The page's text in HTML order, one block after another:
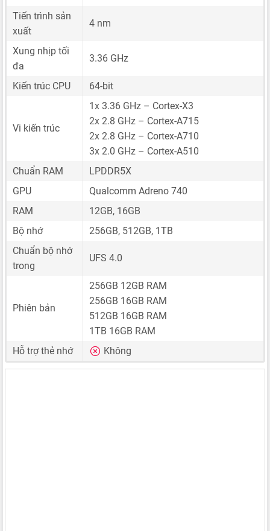
Tiến trình sản
xuất
4 nm
Xung nhịp tối
đa
3.36 GHz
Kiến trúc CPU 64-bit
Vi kiến trúc
1x 3.36 GHz – Cortex-X3
2x 2.8 GHz – Cortex-A715
2x 2.8 GHz – Cortex-A710
3x 2.0 GHz – Cortex-A510
Chuẩn RAM
LPDDR5X
GPU
Qualcomm Adreno 740
RAM
12GB, 16GB
Bộ nhớ
256GB, 512GB, 1TB
Chuẩn bộ nhớ
trong
UFS 4.0
Phiên bản
256GB 12GB RAM
256GB 16GB RAM
512GB 16GB RAM
1TB 16GB RAM
Hỗ trợ thẻ nhớ
Không